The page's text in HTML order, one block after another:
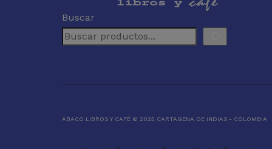
Buscar
ÁBACO LIBROS Y CAFÉ © 2025 CARTAGENA DE INDIAS - COLOMBIA